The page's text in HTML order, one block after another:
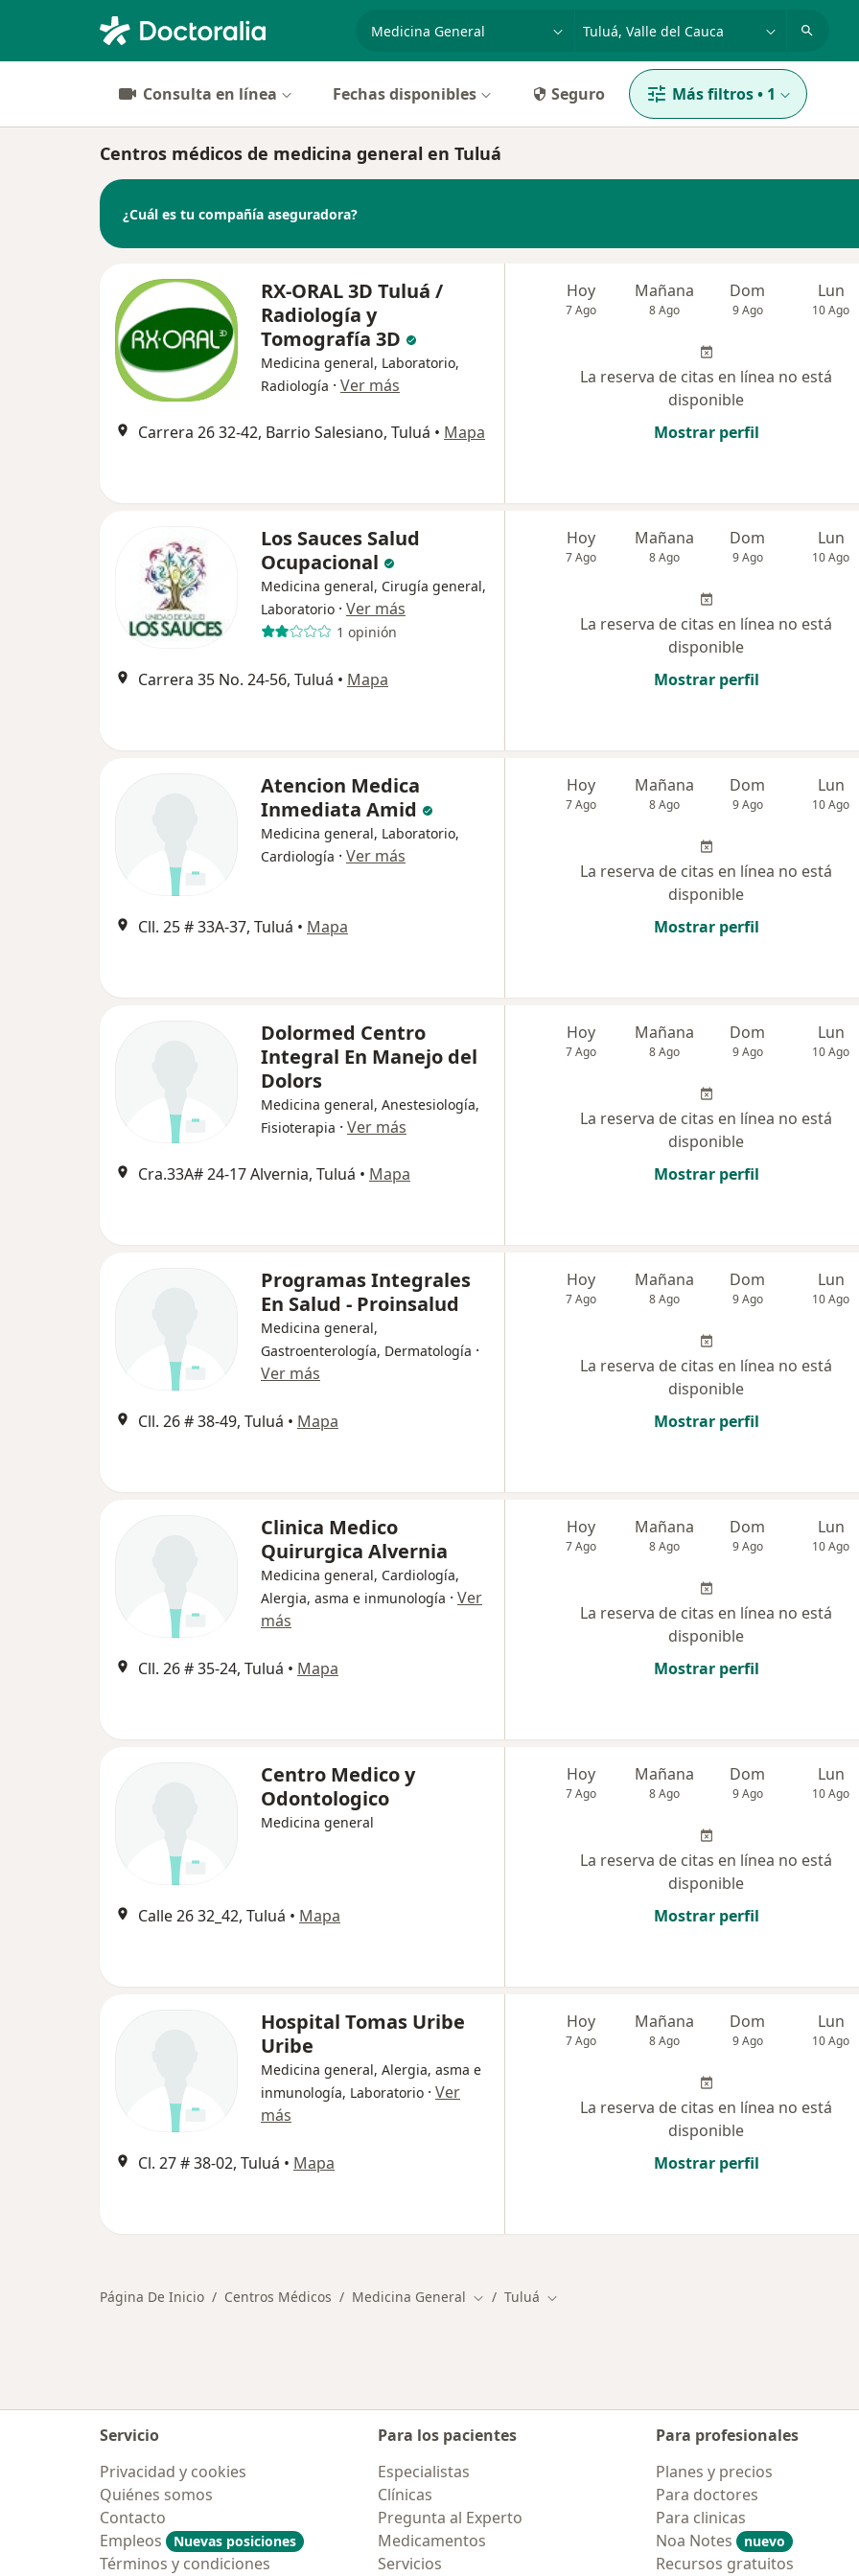
especialidad, enfermedad o nombrep. ej. Bogotá
Consulta en línea Fechas disponibles Seguro Más filtros• 1
Centros médicos de medicina general en Tuluá
¿Cuál es tu compañía aseguradora?
RX-ORAL 3D Tuluá /
Radiología y
Tomografía 3D
Medicina general, Laboratorio,
Radiología · Ver más
Carrera 26 32-42, Barrio Salesiano, Tuluá • Mapa
Hoy
7 Ago
Mañana
8 Ago
Dom
9 Ago
Lun
10 Ago
La reserva de citas en línea no está
disponible
Mostrar perfil
Los Sauces Salud
Ocupacional
Medicina general, Cirugía general,
Laboratorio · Ver más
1 opinión
Carrera 35 No. 24-56, Tuluá • Mapa
Hoy
7 Ago
Mañana
8 Ago
Dom
9 Ago
Lun
10 Ago
La reserva de citas en línea no está
disponible
Mostrar perfil
Atencion Medica
Inmediata Amid
Medicina general, Laboratorio,
Cardiología · Ver más
Cll. 25 # 33A-37, Tuluá • Mapa
Hoy
7 Ago
Mañana
8 Ago
Dom
9 Ago
Lun
10 Ago
La reserva de citas en línea no está
disponible
Mostrar perfil
Dolormed Centro
Integral En Manejo del
Dolors
Medicina general, Anestesiología,
Fisioterapia · Ver más
Cra.33A# 24-17 Alvernia, Tuluá • Mapa
Hoy
7 Ago
Mañana
8 Ago
Dom
9 Ago
Lun
10 Ago
La reserva de citas en línea no está
disponible
Mostrar perfil
Programas Integrales
En Salud - Proinsalud
Medicina general,
Gastroenterología, Dermatología ·
Ver más
Cll. 26 # 38-49, Tuluá • Mapa
Hoy
7 Ago
Mañana
8 Ago
Dom
9 Ago
Lun
10 Ago
La reserva de citas en línea no está
disponible
Mostrar perfil
Clinica Medico
Quirurgica Alvernia
Medicina general, Cardiología,
Alergia, asma e inmunología · Ver
más
Cll. 26 # 35-24, Tuluá • Mapa
Hoy
7 Ago
Mañana
8 Ago
Dom
9 Ago
Lun
10 Ago
La reserva de citas en línea no está
disponible
Mostrar perfil
Centro Medico y
Odontologico
Medicina general
Calle 26 32_42, Tuluá • Mapa
Hoy
7 Ago
Mañana
8 Ago
Dom
9 Ago
Lun
10 Ago
La reserva de citas en línea no está
disponible
Mostrar perfil
Hospital Tomas Uribe
Uribe
Medicina general, Alergia, asma e
inmunología, Laboratorio · Ver
más
Cl. 27 # 38-02, Tuluá • Mapa
Hoy
7 Ago
Mañana
8 Ago
Dom
9 Ago
Lun
10 Ago
La reserva de citas en línea no está
disponible
Mostrar perfil
Página De Inicio Centros Médicos Medicina General Cambiar de ciudad
Tuluá Cambiar de ciudad
Servicio
Privacidad y cookies
Quiénes somos
Contacto
Empleos
Nuevas posiciones
Términos y condiciones
Para los pacientes
Especialistas
Clínicas
Pregunta al Experto
Medicamentos
Servicios
Para profesionales
Planes y precios
Para doctores
Para clinicas
Noa Notes
nuevo
Recursos gratuitos